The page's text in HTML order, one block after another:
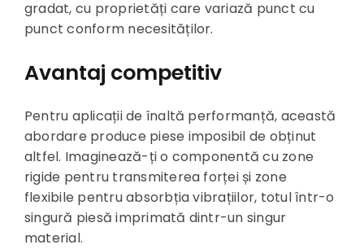
gradat, cu proprietăți care variază punct cu
punct conform necesităților.
Avantaj competitiv
Pentru aplicații de înaltă performanță, această
abordare produce piese imposibil de obținut
altfel. Imaginează-ți o componentă cu zone
rigide pentru transmiterea forței și zone
flexibile pentru absorbția vibrațiilor, totul într-o
singură piesă imprimată dintr-un singur
material.